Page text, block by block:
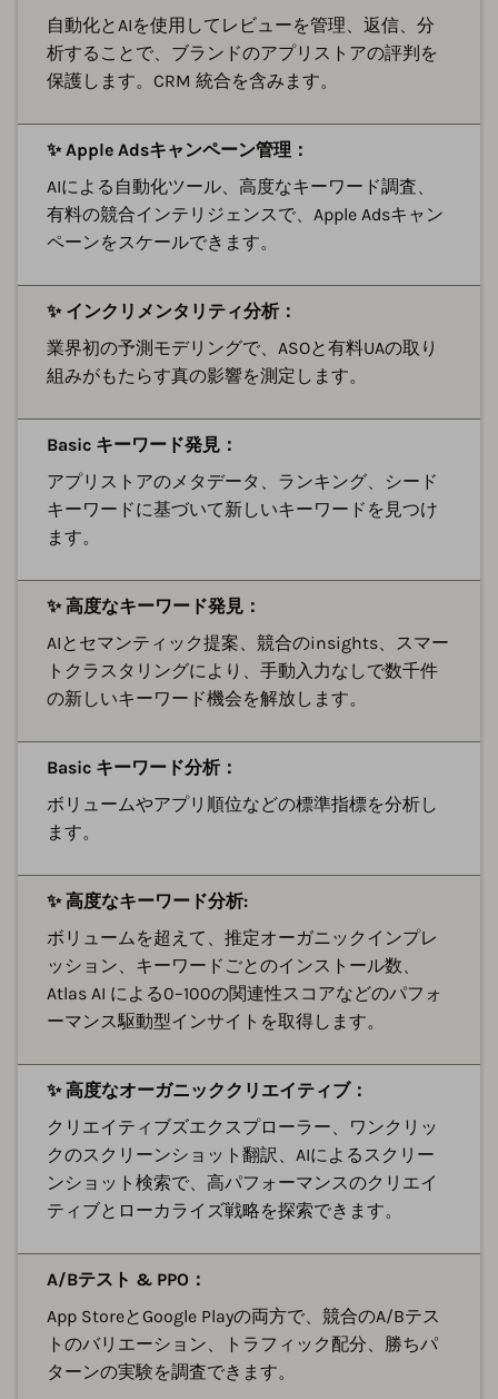
自動化とAIを使用してレビューを管理、返信、分
析することで、ブランドのアプリストアの評判を
保護します。CRM 統合を含みます。
✨ Apple Adsキャンペーン管理：
AIによる自動化ツール、高度なキーワード調査、
有料の競合インテリジェンスで、Apple Adsキャン
ペーンをスケールできます。
✨ インクリメンタリティ分析：
業界初の予測モデリングで、ASOと有料UAの取り
組みがもたらす真の影響を測定します。
Basic キーワード発見：
アプリストアのメタデータ、ランキング、シード
キーワードに基づいて新しいキーワードを見つけ
ます。
✨ 高度なキーワード発見：
AIとセマンティック提案、競合のinsights、スマー
トクラスタリングにより、手動入力なしで数千件
の新しいキーワード機会を解放します。
Basic キーワード分析：
ボリュームやアプリ順位などの標準指標を分析し
ます。
✨ 高度なキーワード分析:
ボリュームを超えて、推定オーガニックインプレ
ッション、キーワードごとのインストール数、
Atlas AI による0–100の関連性スコアなどのパフォ
ーマンス駆動型インサイトを取得します。
✨ 高度なオーガニッククリエイティブ：
クリエイティブズエクスプローラー、ワンクリッ
クのスクリーンショット翻訳、AIによるスクリー
ンショット検索で、高パフォーマンスのクリエイ
ティブとローカライズ戦略を探索できます。
A/Bテスト & PPO：
App StoreとGoogle Playの両方で、競合のA/Bテス
トのバリエーション、トラフィック配分、勝ちパ
ターンの実験を調査できます。